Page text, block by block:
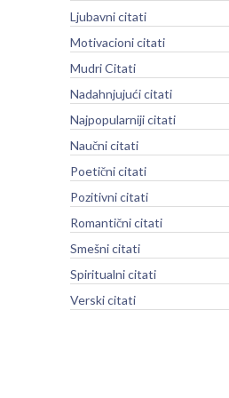
Ljubavni citati
Motivacioni citati
Mudri Citati
Nadahnjujući citati
Najpopularniji citati
Naučni citati
Poetični citati
Pozitivni citati
Romantični citati
Smešni citati
Spiritualni citati
Verski citati